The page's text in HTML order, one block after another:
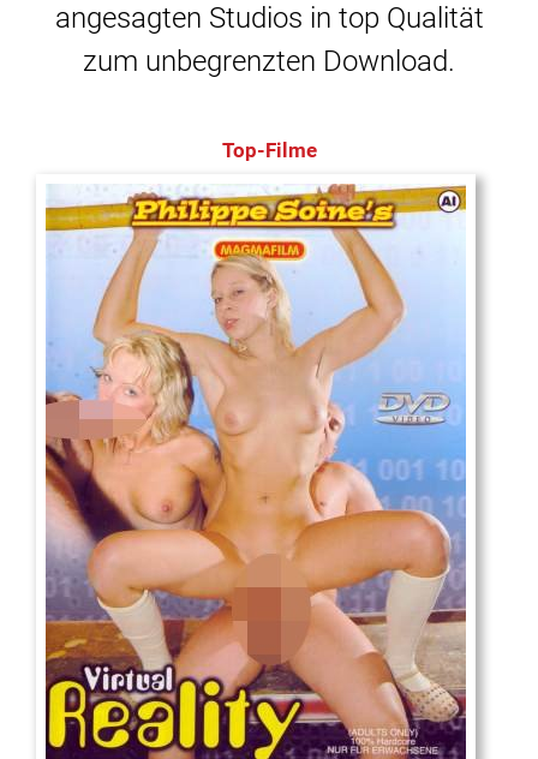
angesagten Studios in top Qualität
zum unbegrenzten Download.
Top-Filme